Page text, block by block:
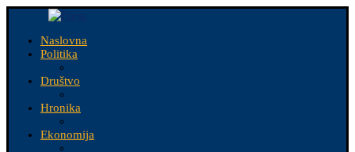
Naslovna
Politika
Društvo
Hronika
Ekonomija